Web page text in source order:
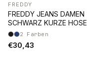
FREDDY
FREDDY JEANS DAMEN
SCHWARZ KURZE HOSE
2 Farben
€30,43